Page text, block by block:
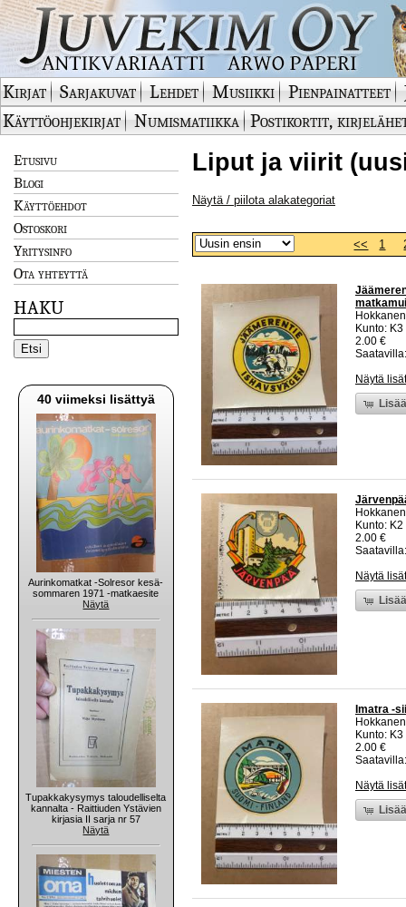
Kirjat Sarjakuvat Lehdet Musiikki Pienpainatteet
Käyttöohjekirjat
Numismatiikka Postikortit,
Etusivu
Blogi
Käyttöehdot
Ostoskori
Yritysinfo
Ota yhteyttä
HAKU
40 viimeksi lisättyä
Aurinkomatkat -Solresor kesä-
sommaren 1971 -matkaesite
Näytä
Tupakkakysymys taloudelliselta
kannalta - Raittiuden Ystävien
kirjasia II sarja nr 57
Näytä
Liput ja viirit
Näytä / piilota alakategoriat
<< 1
Kunto:
2.00 €
Näytä
Kunto:
2.00 €
Näytä
Imatra -
Kunto:
2.00 €
Näytä